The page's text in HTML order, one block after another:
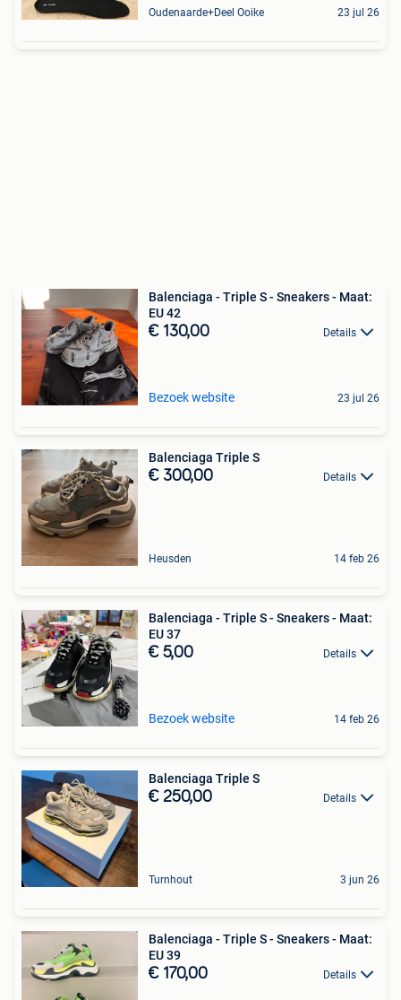
Oudenaarde+Deel Ooike 23 jul 26
Balenciaga - Triple S - Sneakers - Maat:
EU 42
€ 130,00 Details
Bezoek website 23 jul 26
Balenciaga Triple S
€ 300,00 Details
Heusden 14 feb 26
Balenciaga - Triple S - Sneakers - Maat:
EU 37
€ 5,00 Details
Bezoek website 14 feb 26
Balenciaga Triple S
€ 250,00 Details
Turnhout 3 jun 26
Balenciaga - Triple S - Sneakers - Maat:
EU 39
€ 170,00 Details